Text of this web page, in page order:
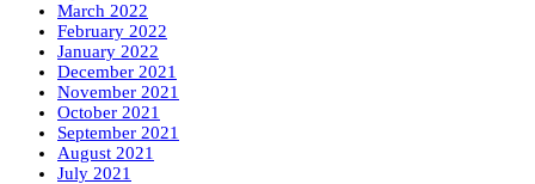
March 2022
February 2022
January 2022
December 2021
November 2021
October 2021
September 2021
August 2021
July 2021